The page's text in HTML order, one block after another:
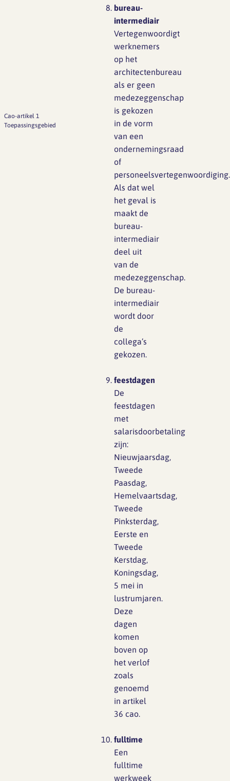
Cao-artikel 1
Toepassingsgebied
bureau-
intermediair
Vertegenwoordigt
werknemers
op het
architectenbureau
als er geen
medezeggenschap
is gekozen
in de vorm
van een
ondernemingsraad
of
personeelsvertegenwoordiging.
Als dat wel
het geval is
maakt de
bureau-
intermediair
deel uit
van de
medezeggenschap.
De bureau-
intermediair
wordt door
de
collega’s
gekozen.
feestdagen
De
feestdagen
met
salarisdoorbetaling
zijn:
Nieuwjaarsdag,
Tweede
Paasdag,
Hemelvaartsdag,
Tweede
Pinksterdag,
Eerste en
Tweede
Kerstdag,
Koningsdag,
5 mei in
lustrumjaren.
Deze
dagen
komen
boven op
het verlof
zoals
genoemd
in artikel
36 cao.
fulltime
Een
fulltime
werkweek